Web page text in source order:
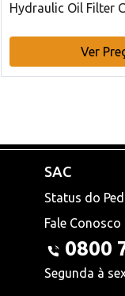
Hydraulic Oil Filter
Ver
SAC
Status do
Fale Conosco
0800
Segunda à